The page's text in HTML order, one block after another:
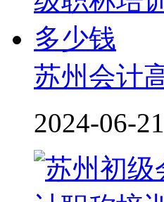
苏州会计
2024-06-21